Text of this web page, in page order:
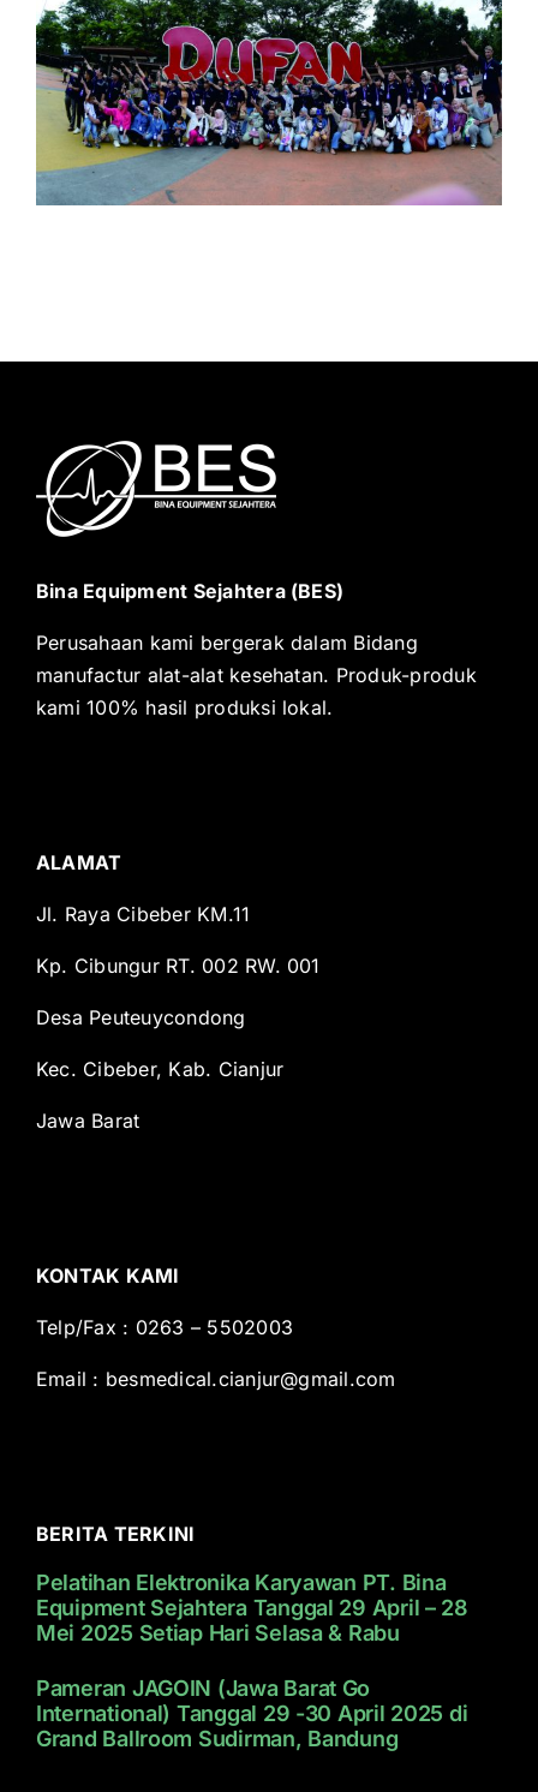
Bina Equipment Sejahtera (BES)
Perusahaan kami bergerak dalam Bidang
manufactur alat-alat kesehatan. Produk-produk
kami 100% hasil produksi lokal.
ALAMAT
Jl. Raya Cibeber KM.11
Kp. Cibungur RT. 002 RW. 001
Desa Peuteuycondong
Kec. Cibeber, Kab. Cianjur
Jawa Barat
KONTAK KAMI
Telp/Fax : 0263 – 5502003
Email : besmedical.cianjur@gmail.com
BERITA TERKINI
Pelatihan Elektronika Karyawan PT. Bina
Equipment Sejahtera Tanggal 29 April – 28
Mei 2025 Setiap Hari Selasa & Rabu
Pameran JAGOIN (Jawa Barat Go
International) Tanggal 29 -30 April 2025 di
Grand Ballroom Sudirman, Bandung